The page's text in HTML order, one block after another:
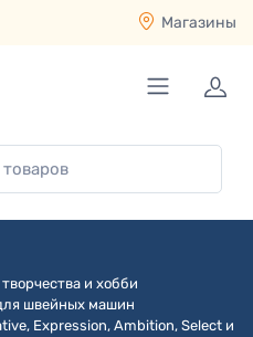
Магазины
и хобби
швейных машин
Expression, Ambition, Select и